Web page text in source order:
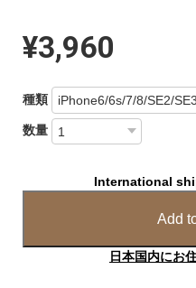
¥3,960
種類
数量
International
Add
日本国内にお